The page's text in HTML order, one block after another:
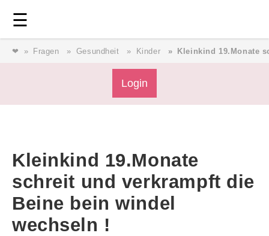
☰
❤ Fragen Gesundheit Kinder Kleinkind 19.Monate
Login
Kleinkind 19.Monate
schreit und verkrampft die
Beine bein windel
wechseln !
Forum
Service